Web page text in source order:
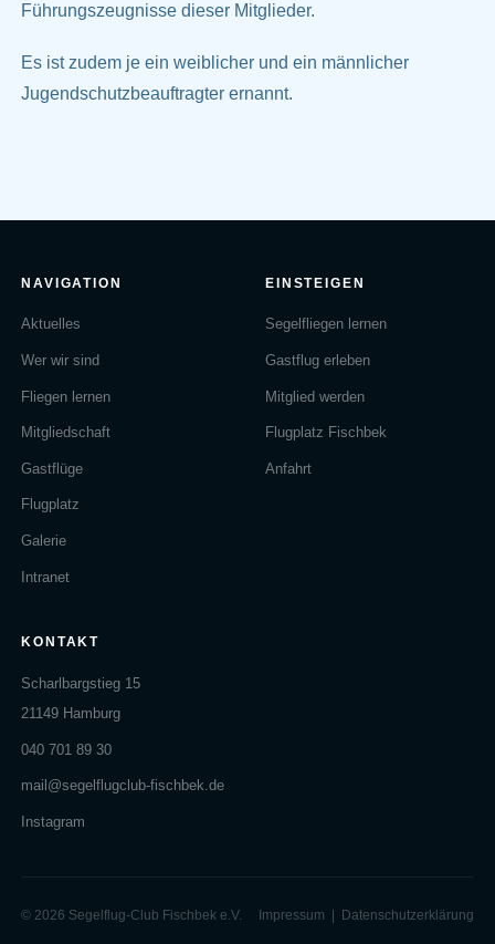
Führungszeugnisse dieser Mitglieder.
Es ist zudem je ein weiblicher und ein männlicher
Jugendschutzbeauftragter ernannt.
NAVIGATION
Aktuelles
Wer wir sind
Fliegen lernen
Mitgliedschaft
Gastflüge
Flugplatz
Galerie
Intranet
EINSTEIGEN
Segelfliegen lernen
Gastflug erleben
Mitglied werden
Flugplatz Fischbek
Anfahrt
KONTAKT
Scharlbargstieg 15
21149 Hamburg
040 701 89 30
mail@segelflugclub-fischbek.de
Instagram
© 2026 Segelflug-Club Fischbek e.V. Impressum Datenschutzerklärung